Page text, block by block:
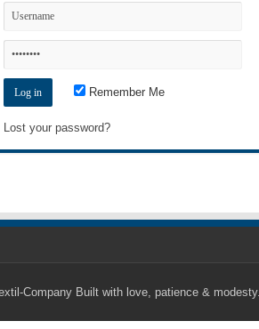
Remember Me
Lost your password?
Company Built with love, patience & modesty.